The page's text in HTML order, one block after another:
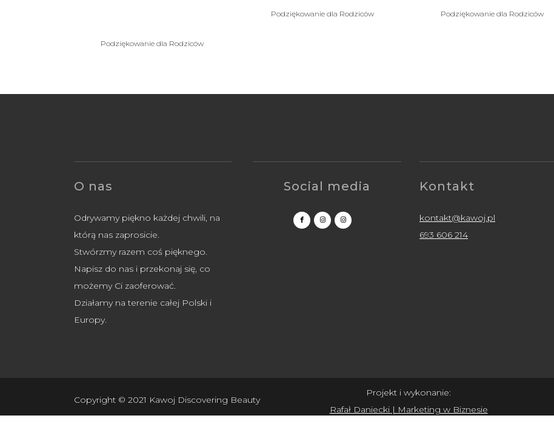
Podziękowanie dla Rodziców
Podziękowanie dla Rodziców Podziękowanie dla Rodziców
O nas
Odrywamy piękno każdej chwili, na
którą nas zaprosicie.
Stwórzmy razem coś pięknego.
Napisz do nas i przekonaj się, co
możemy Ci zaoferować.
Działamy na terenie całej Polski i
Europy.
Social media Kontakt
kontakt@kawoj.pl
693 606 214
Copyright © 2021 Kawoj Discovering Beauty
Projekt i wykonanie:
Rafał Daniecki | Marketing w Biznesie